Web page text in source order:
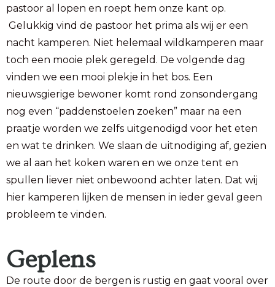
pastoor al lopen en roept hem onze kant op.
Gelukkig vind de pastoor het prima als wij er een
nacht kamperen. Niet helemaal wildkamperen maar
toch een mooie plek geregeld. De volgende dag
vinden we een mooi plekje in het bos. Een
nieuwsgierige bewoner komt rond zonsondergang
nog even “paddenstoelen zoeken” maar na een
praatje worden we zelfs uitgenodigd voor het eten
en wat te drinken. We slaan de uitnodiging af, gezien
we al aan het koken waren en we onze tent en
spullen liever niet onbewoond achter laten. Dat wij
hier kamperen lijken de mensen in ieder geval geen
probleem te vinden.
Geplens
De route door de bergen is rustig en gaat vooral over